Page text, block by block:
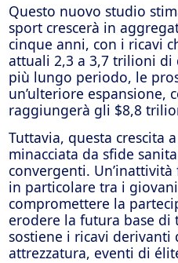
Questo nuovo studio
sport crescerà in
cinque anni, con i ricavi
attuali 2,3 a 3,7 trilioni di
più lungo periodo, le
un’ulteriore espansione,
raggiungerà gli $8,8
Tuttavia, questa crescita
minacciata da sfide
convergenti.
in particolare tra i
compromettere la
erodere la futura base di
sostiene i ricavi derivanti
attrezzatura, eventi di